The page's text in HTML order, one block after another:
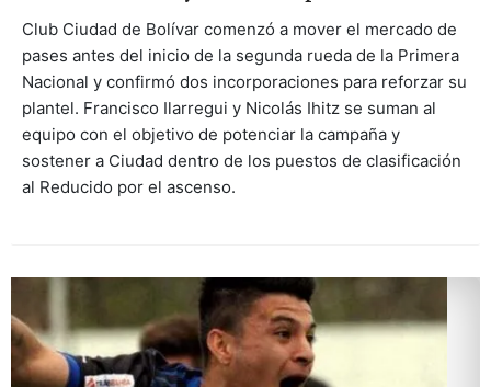
Club Ciudad de Bolívar comenzó a mover el mercado de
pases antes del inicio de la segunda rueda de la Primera
Nacional y confirmó dos incorporaciones para reforzar su
plantel. Francisco Ilarregui y Nicolás Ihitz se suman al
equipo con el objetivo de potenciar la campaña y
sostener a Ciudad dentro de los puestos de clasificación
al Reducido por el ascenso.